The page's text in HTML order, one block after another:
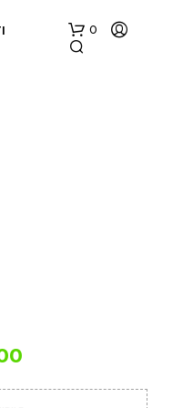
0
O
Il
prezzo